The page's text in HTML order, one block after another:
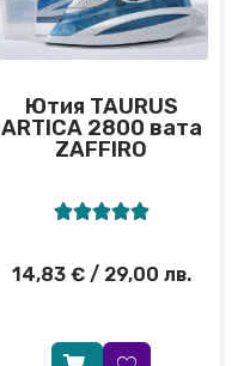
Ютия TAURUS
ARTICA 2800 вата
ZAFFIRO

14,83 €/ 29,00 лв.